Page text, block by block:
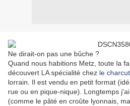
Ne dirait-on pas une bûche ?
Quand nous habitions Metz, toute la
découvert LA spécialité chez le
lorrain. Il est vendu en petit format
rue ou en pique-nique). Longtemps
(comme le pâté en croûte lyonnais,